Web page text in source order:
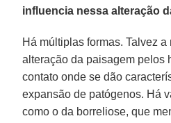
influencia nessa alteração
Há múltiplas formas. Talvez
alteração da paisagem pelos
contato onde se dão
expansão de patógenos. Há
como o da borreliose, que